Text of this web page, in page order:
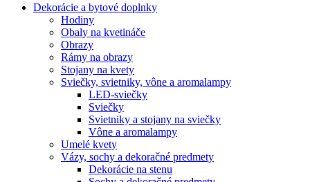
Dekorácie a bytové doplnky
Hodiny
Obaly na kvetináče
Obrazy
Rámy na obrazy
Stojany na kvety
Sviečky, svietniky, vône a aromalampy
LED-sviečky
Sviečky
Svietniky a stojany na sviečky
Vône a aromalampy
Umelé kvety
Vázy, sochy a dekoračné predmety
Dekorácie na stenu